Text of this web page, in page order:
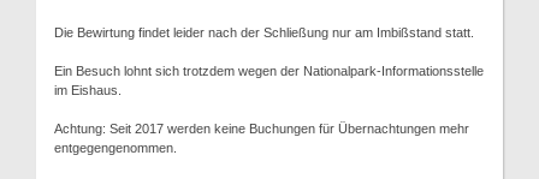
Die Bewirtung findet leider nach der Schließung nur am Imbißstand statt.
Ein Besuch lohnt sich trotzdem wegen der Nationalpark-Informationsstelle
im Eishaus.
Achtung: Seit 2017 werden keine Buchungen für Übernachtungen mehr
entgegengenommen.